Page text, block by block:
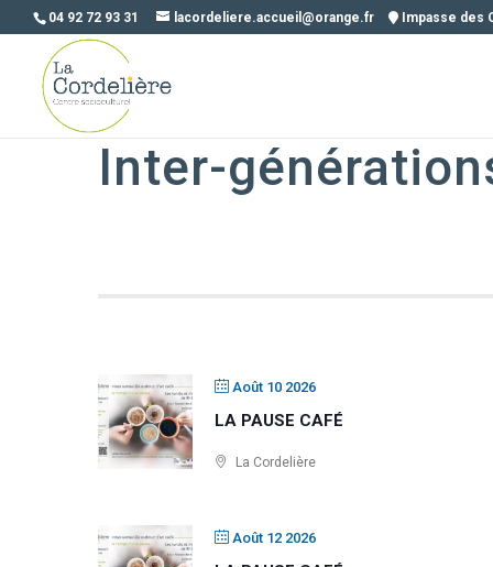
04 92 72 93 31 lacordeliere.accueil@orange.fr Impasse des
Inter-
Août 10 2026
LA PAUSE CAFÉ
La Cordelière
Août 12 2026